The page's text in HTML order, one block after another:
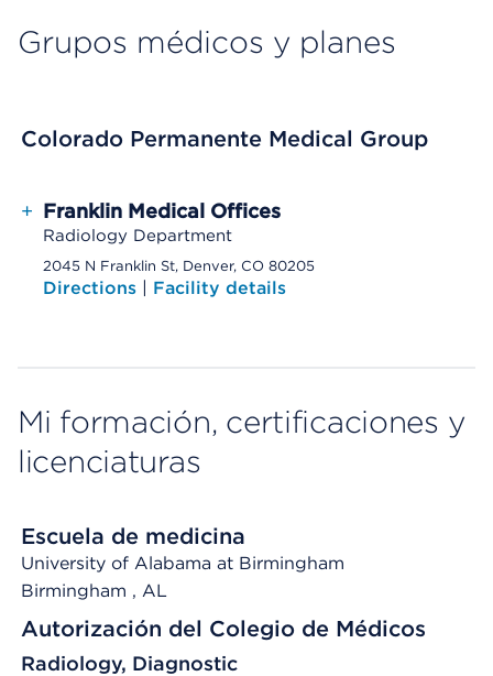
Grupos médicos y planes
Colorado Permanente Medical Group
+ Franklin Medical Offices
Radiology Department
2045 N Franklin St, Denver, CO 80205
Directions | Facility details
Mi formación, certificaciones y
licenciaturas
Escuela de medicina
University of Alabama at Birmingham
Birmingham , AL
Autorización del Colegio de Médicos
Radiology, Diagnostic